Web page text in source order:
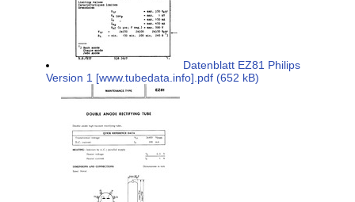
Datenblatt EZ81 Philips
Version 1 [www.tubedata.info].pdf (652 kB)